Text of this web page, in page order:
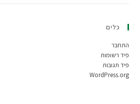
כלים
התחבר
פיד רשומות
פיד תגובות
WordPress.org